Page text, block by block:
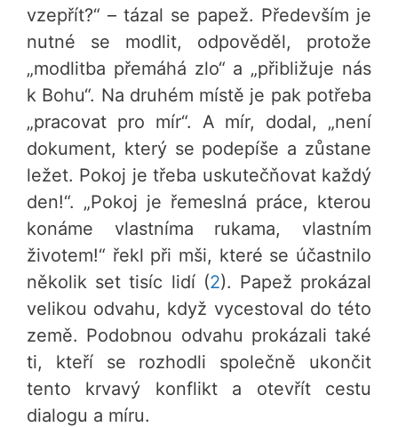
vzepřít?“ – tázal se papež. Především je
nutné se modlit, odpověděl, protože
„modlitba přemáhá zlo“ a „přibližuje nás
k Bohu“. Na druhém místě je pak potřeba
„pracovat pro mír“. A mír, dodal, „není
dokument, který se podepíše a zůstane
ležet. Pokoj je třeba uskutečňovat každý
den!“. „Pokoj je řemeslná práce, kterou
konáme vlastníma rukama, vlastním
životem!“ řekl při mši, které se účastnilo
několik set tisíc lidí (2). Papež prokázal
velikou odvahu, když vycestoval do této
země. Podobnou odvahu prokázali také
ti, kteří se rozhodli společně ukončit
tento krvavý konflikt a otevřít cestu
dialogu a míru.